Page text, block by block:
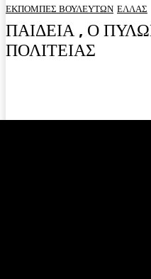
ΕΚΠΟΜΠΕΣ ΒΟΥΛΕΥΤΩΝ ΕΛΛΑΣ
ΠΑΙΔΕΙΑ , Ο
ΠΟΛΙΤΕΙΑΣ